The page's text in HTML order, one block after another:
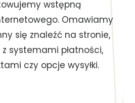
wstępną
Omawiamy
się znaleźć na stronie,
systemami płatności,
czy opcje wysyłki.